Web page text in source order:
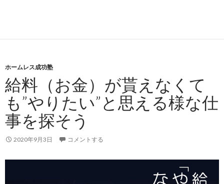
ホームレス成功塾
給料（お金）が貰えなくて
も”やりたい”と思える様な仕
事を探そう
2020年9月3日 コメントする